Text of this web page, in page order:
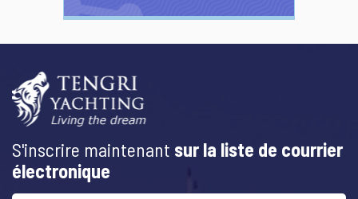
S'inscrire maintenant sur la liste de courrier
électronique